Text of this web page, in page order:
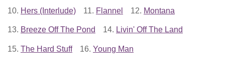
10. Hers (Interlude) 11. Flannel 12. Montana
13. Breeze Off The Pond 14. Livin' Off The Land
15. The Hard Stuff 16. Young Man